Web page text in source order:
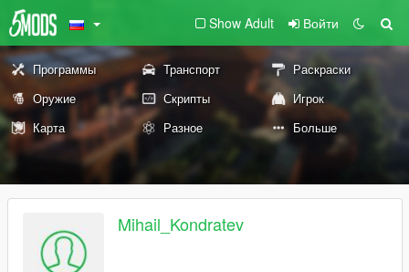
Show Adult Войти
Программы Транспорт
Раскраски
Оружие
Скрипты
Игрок
Карта
Разное Больше
Mihail_Kondratev